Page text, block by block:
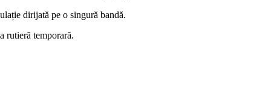
dirijată pe o singură bandă.
rutieră temporară.